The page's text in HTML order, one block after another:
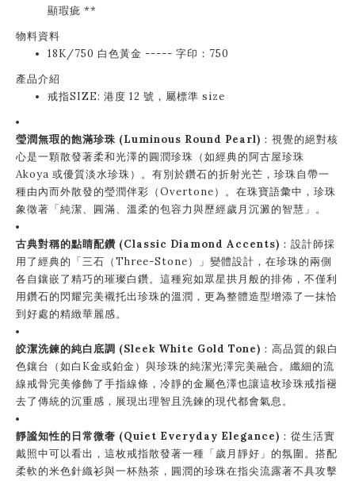
顯瑕疵 **
物料資料
18K/750 白色黃金 ----- 字印：750
產品介紹
戒指SIZE: 港度 12 號，屬標準 size
瑩潤無瑕的飽滿珍珠 (Luminous Round Pearl) ：視覺的絕對核
心是一顆散發著柔和光澤的圓潤珍珠（如經典的阿古屋珍珠
Akoya 或優質淡水珍珠）。有別於鑽石的折射光芒，珍珠自帶一
種由內而外散發的瑩潤伴彩（Overtone）。在珠寶語彙中，珍珠
象徵著「純潔、圓滿、溫柔的包容力與歷經歲月沉澱的智慧」。
古典對稱的點睛配鑽 (Classic Diamond Accents) ：設計師採
用了經典的「三石（Three-Stone）」變體設計，在珍珠的兩側
各自鑲嵌了精巧的璀璨白鑽。這種宛如眾星拱月般的排佈，不僅利
用鑽石的閃耀完美襯托出珍珠的溫潤，更為整體造型增添了一抹恰
到好處的精緻華麗感。
皎潔洗鍊的純白底調 (Sleek White Gold Tone) ：高品質的銀白
色鑲台（如白K金或鉑金）與珍珠的純潔光澤完美融合。纖細的流
線戒骨完美修飾了手指線條，冷靜的金屬色澤也讓這枚珍珠戒指褪
去了傳統的沉重感，展現出理智且洗鍊的現代都會氣息。
靜謐知性的日常微奢 (Quiet Everyday Elegance) ：從生活實
戴照中可以看出，這枚戒指散發著一種「歲月靜好」的氛圍。搭配
柔軟的米色針織衫與一杯熱茶，圓潤的珍珠在指尖流露著不具攻擊